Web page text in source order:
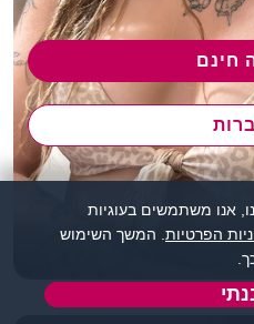
חינם
אנו משתמשים בעוגיות
הפרטיות . המשך השימוש